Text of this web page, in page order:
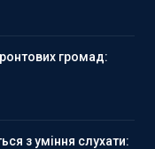
громад:
з уміння слухати: